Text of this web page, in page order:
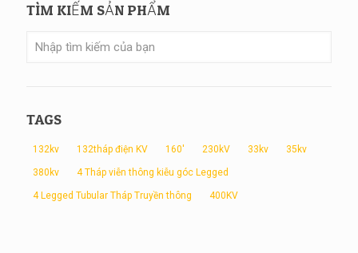
TÌM KIẾM SẢN PHẨM
TAGS
132kv 132tháp điện KV 160' 230kV 33kv 35kv
380kv 4 Tháp viễn thông kiễu góc Legged
4 Legged Tubular Tháp Truyền thông 400KV